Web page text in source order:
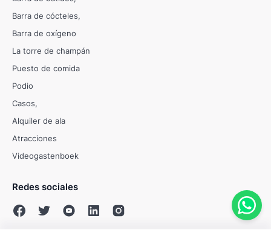
Barra de cócteles
Barra de oxígeno
La torre de champán
Puesto de comida
Podio
Casos
Alquiler de ala
Atracciones
Videogastenboek
Redes sociales